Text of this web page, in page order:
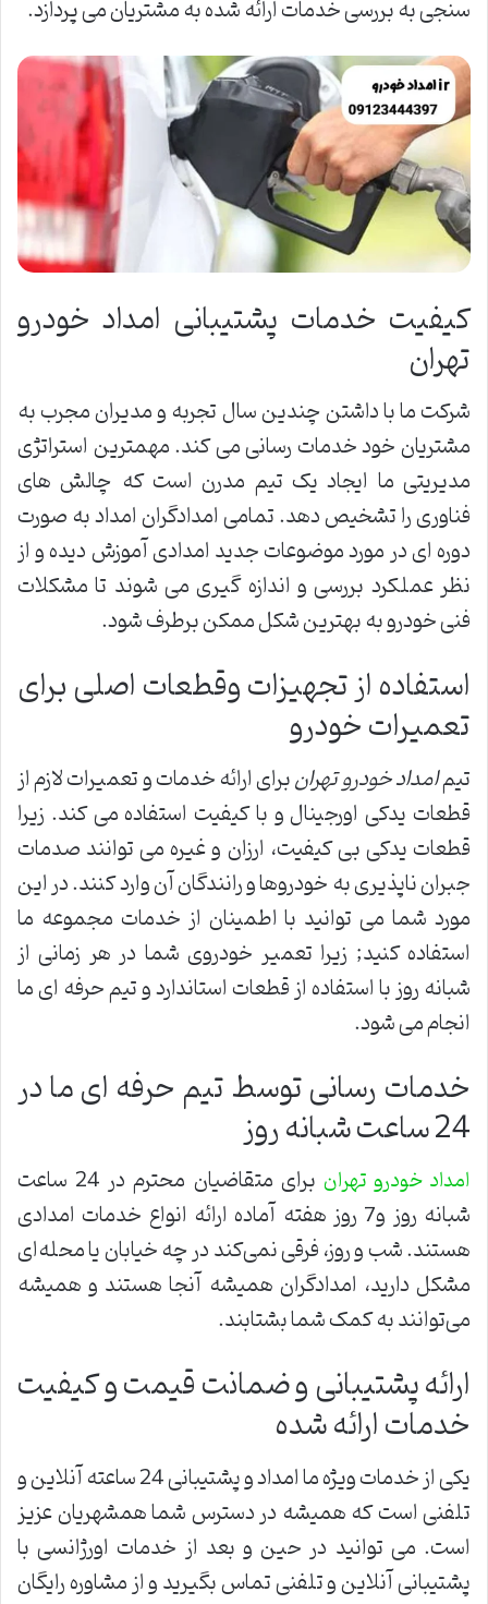
سنجی به بررسی خدمات ارائه شده به مشتریان می پردازد.
کیفیت خدمات پشتیبانی امداد خودرو
تهران
شرکت ما با داشتن چندین سال تجربه و مدیران مجرب به
مشتریان خود خدمات رسانی می کند. مهمترین استراتژی
مدیریتی ما ایجاد یک تیم مدرن است که چالش های
فناوری را تشخیص دهد. تمامی امدادگران امداد به صورت
دوره ای در مورد موضوعات جدید امدادی آموزش دیده و از
نظر عملکرد بررسی و اندازه گیری می شوند تا مشکلات
فنی خودرو به بهترین شکل ممکن برطرف شود.
استفاده از تجهیزات وقطعات اصلی برای
تعمیرات خودرو
تیمامداد خودرو تهرانبرای ارائه خدمات و تعمیرات لازم از
قطعات یدکی اورجینال و با کیفیت استفاده می کند. زیرا
قطعات یدکی بی کیفیت، ارزان و غیره می توانند صدمات
جبران ناپذیری به خودروها و رانندگان آن وارد کنند. در این
مورد شما می توانید با اطمینان از خدمات مجموعه ما
استفاده کنید; زیرا تعمیر خودروی شما در هر زمانی از
شبانه روز با استفاده از قطعات استاندارد و تیم حرفه ای ما
انجام می شود.
خدمات رسانی توسط تیم حرفه ای ما در
24 ساعت شبانه روز
امداد خودرو تهران
برای متقاضیان محترم در 24 ساعت
شبانه روز و7 روز هفته آماده ارائه انواع خدمات امدادی
هستند. شب و روز، فرقی نمی‌کند در چه خیابان یا محله‌ای
مشکل دارید، امدادگران همیشه آنجا هستند و همیشه
می‌توانند به کمک شما بشتابند.
ارائه پشتیبانی و ضمانت قیمت و کیفیت
خدمات ارائه شده
یکی از خدمات ویژه ما امداد و پشتیبانی 24 ساعته آنلاین و
تلفنی است که همیشه در دسترس شما همشهریان عزیز
است. می توانید در حین و بعد از خدمات اورژانسی با
پشتیبانی آنلاین و تلفنی تماس بگیرید و از مشاوره رایگان